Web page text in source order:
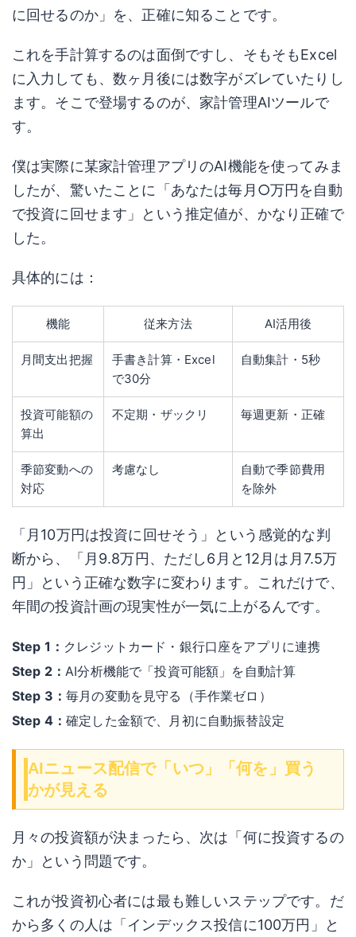
に回せるのか」を、正確に知ることです。
これを手計算するのは面倒ですし、そもそもExcel
に入力しても、数ヶ月後には数字がズレていたりし
ます。そこで登場するのが、家計管理AIツールで
す。
僕は実際に某家計管理アプリのAI機能を使ってみま
したが、驚いたことに「あなたは毎月○万円を自動
で投資に回せます」という推定値が、かなり正確で
した。
具体的には：
機能 従来方法 AI活用後
月間支出把握
手書き計算・Excel
で30分
自動集計・5秒
投資可能額の
算出
不定期・ザックリ 毎週更新・正確
季節変動への
対応
考慮なし
自動で季節費用
を除外
「月10万円は投資に回せそう」という感覚的な判
断から、「月9.8万円、ただし6月と12月は月7.5万
円」という正確な数字に変わります。これだけで、
年間の投資計画の現実性が一気に上がるんです。
Step 1： クレジットカード・銀行口座をアプリに連携
Step 2：AI分析機能で「投資可能額」を自動計算
Step 3：毎月の変動を見守る（手作業ゼロ）
Step 4：確定した金額で、月初に自動振替設定
AIニュース配信で「いつ」「何を」買う
かが見える
月々の投資額が決まったら、次は「何に投資するの
か」という問題です。
これが投資初心者には最も難しいステップです。だ
から多くの人は「インデックス投信に100万円」と